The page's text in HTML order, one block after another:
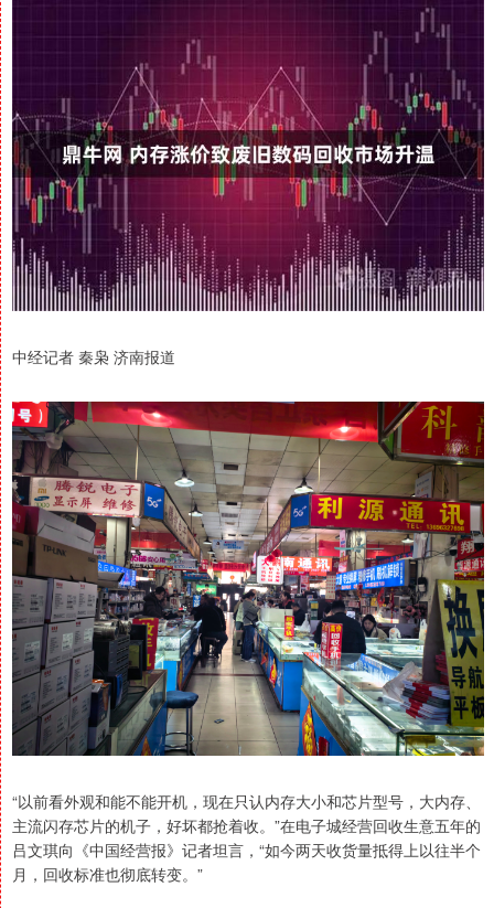
中经记者 秦枭 济南报道
“以前看外观和能不能开机，现在只认内存大小和芯片型号，大内存、
主流闪存芯片的机子，好坏都抢着收。”在电子城经营回收生意五年的
吕文琪向《中国经营报》记者坦言，“如今两天收货量抵得上以往半个
月，回收标准也彻底转变。”